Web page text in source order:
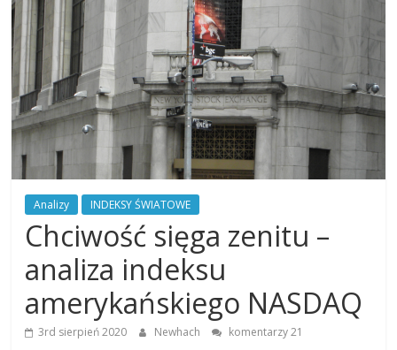
|
Analizy
Finansowe
Analiza
rynku
giełdowego,
walut,
wykresy
giełdowe,
artykuły,
forum.
Analizy
w
Analizy INDEKSY ŚWIATOWE
Chciwość sięga zenitu –
analiza indeksu
amerykańskiego NASDAQ
3rd sierpień 2020 Newhach komentarzy 21